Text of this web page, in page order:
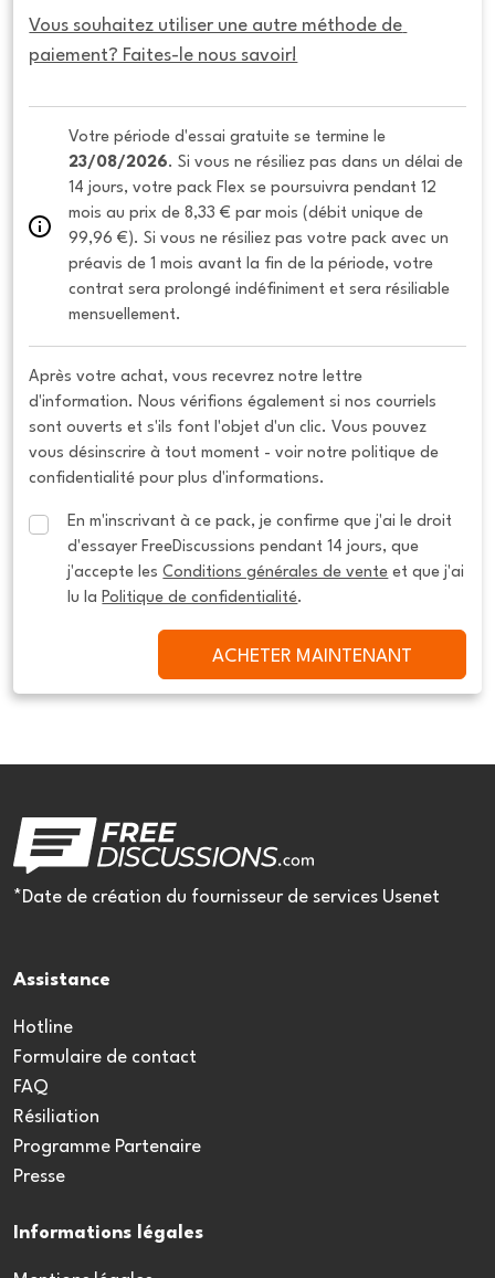
Vous souhaitez utiliser une autre méthode de
paiement? Faites-le nous savoir!
23/08/2026. Si vous ne résiliez pas dans un délai de
14 jours, votre pack Flex se poursuivra pendant 12
mois au prix de 8,33 € par mois (débit unique de
99,96 €). Si vous ne résiliez pas votre pack avec un
préavis de 1 mois avant la fin de la période, votre
contrat sera prolongé indéfiniment et sera résiliable
mensuellement.
Après votre achat, vous recevrez notre lettre
d'information. Nous vérifions également si nos courriels
sont ouverts et s'ils font l'objet d'un clic. Vous pouvez
vous désinscrire à tout moment - voir notre politique de
confidentialité pour plus d'informations.
En m'inscrivant à ce pack, je confirme que j'ai le droit
d'essayer FreeDiscussions pendant 14 jours, que
j'accepte les Conditions générales de vente et que j'ai
lu la Politique de confidentialité.
ACHETER MAINTENANT
*Date de création du fournisseur de services Usenet
Assistance
Hotline
Formulaire de contact
FAQ
Résiliation
Programme Partenaire
Presse
Informations légales